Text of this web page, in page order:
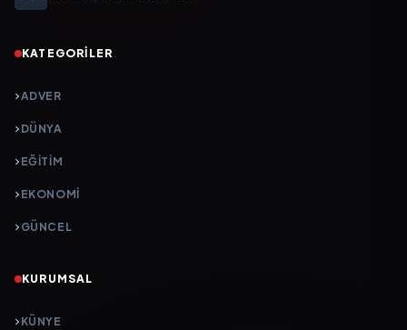
KATEGORILER
ADVER
DÜNYA
EĞİTİM
EKONOMİ
GÜNCEL
KURUMSAL
KÜNYE